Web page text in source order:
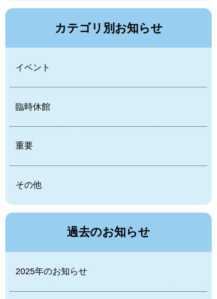
カテゴリ別お知らせ
イベント
臨時休館
重要
その他
過去のお知らせ
2025年のお知らせ